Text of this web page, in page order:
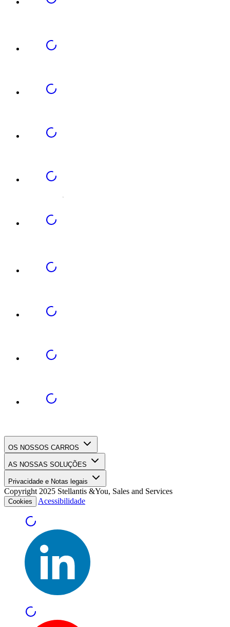
OS NOSSOS CARROS
AS NOSSAS SOLUÇÕES
Privacidade e Notas legais
Copyright 2025 Stellantis &You, Sales and Services
Cookies Acessibilidade